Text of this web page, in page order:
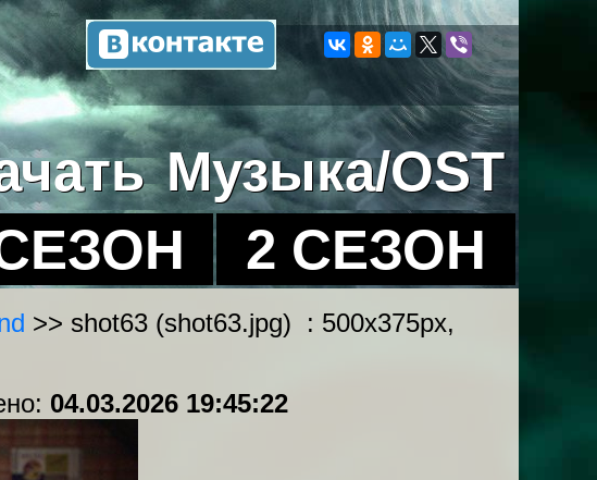
Музыка/OST
2 СЕЗОН
>> shot63 (shot63.jpg) : 500x375px,
04.03.2026 19:45:22